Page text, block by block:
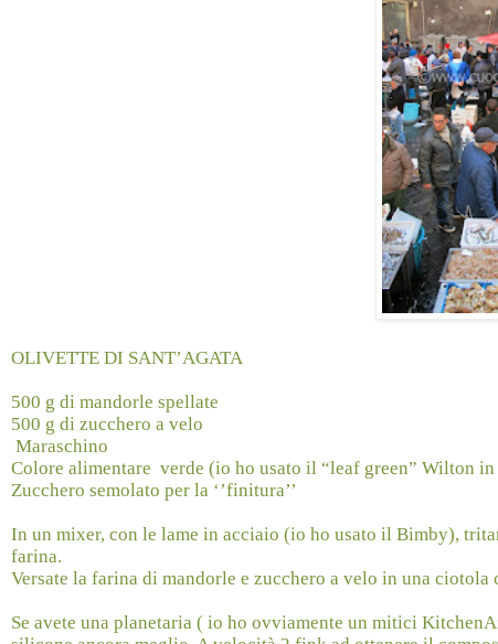
OLIVETTE DI SANT’AGATA
500 g di mandorle spellate
500 g di zucchero a velo
Maraschino
Colore alimentare verde (io ho usato il “leaf green” Wilton in
Zucchero semolato per la ‘’finitura’’
In un mixer, con le lame in acciaio (io ho usato il Bimby),
farina.
Versate la farina di mandorle e zucchero a velo in una
Se avete una planetaria ( io ho ovviamente un mitici